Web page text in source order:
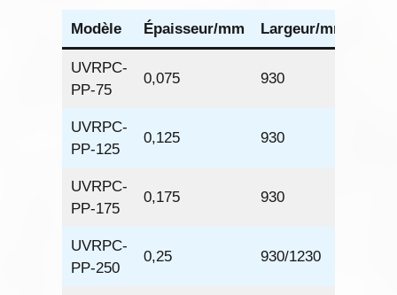
Modèle Épaisseur/mm Largeur/mm
UVRPC-
PP-75
0,075 930
UVRPC-
PP-125
0,125 930
UVRPC-
PP-175
0,175 930
UVRPC-
PP-250
0,25 930/1230